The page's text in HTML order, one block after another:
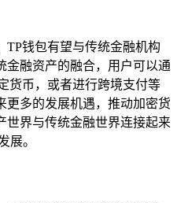
TP钱包有望与传统金融机构
金融资产的融合，用户可以通
货币，或者进行跨境支付等
更多的发展机遇，推动加密货
世界与传统金融世界连接起来
展。